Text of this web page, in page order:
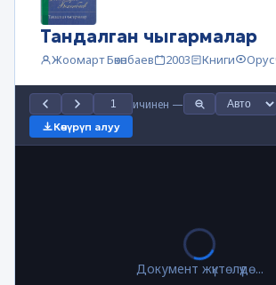
Тандалган чыгармалар
Жоомарт Бөкөнбаев 2003 Книги
ичинен —
Көчүрүп алуу
Документ жүктөлүүдө...